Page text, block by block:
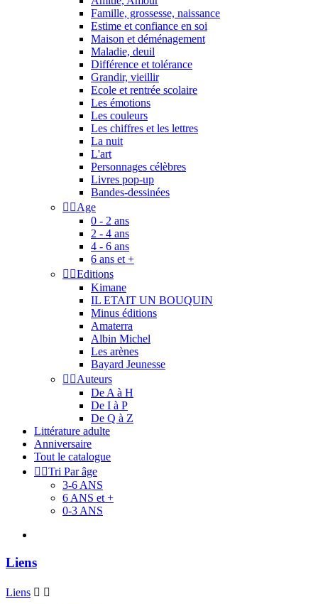
Famille, grossesse, naissance
Estime et confiance en soi
Maison et déménagement
Maladie, deuil
Différence et tolérance
Grandir, vieillir
Ecole et rentrée scolaire
Les émotions
Les couleurs
Les chiffres et les lettres
La nuit
L'art
Personnages célèbres
Livres pop-up
Bandes-dessinées
 Age
0 - 2 ans
2 - 4 ans
4 - 6 ans
6 ans et +
 Editions
Kimane
IL ETAIT UN BOUQUIN
Minus éditions
Amaterra
Albin Michel
Les arènes
Bayard Jeunesse
 Auteurs
De A à H
De I à P
De Q à Z
Littérature adulte
Anniversaire
Tout le catalogue
 Tri Par âge
3-6 ANS
6 ANS et +
0-3 ANS
Liens
Liens  